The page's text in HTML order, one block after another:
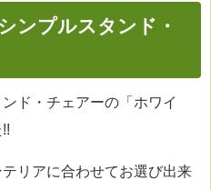
ンプルスタンド・
ド・チェアーの「ホワイ
リアに合わせてお選び出来